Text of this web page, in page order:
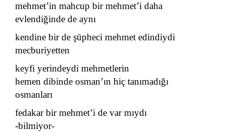
mehmet’in mahcup bir mehmet’i daha
evlendiğinde de aynı
kendine bir de şüpheci mehmet edindiydi
mecburiyetten
keyfi yerindeydi mehmetlerin
hemen dibinde osman’ın hiç tanımadığı
osmanları
fedakar bir mehmet’i de var mıydı
-bilmiyor-